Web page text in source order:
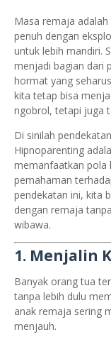
Masa remaja
penuh dengan
untuk lebih mandiri.
menjadi bagian dari
hormat yang
kita tetap bisa
ngobrol, tetapi juga
Di sinilah pendekatan
Hipnoparenting
memanfaatkan pola
pemahaman
pendekatan ini, kita
dengan remaja
wibawa.
1. Menjalin
Banyak orang tua
tanpa lebih dulu
anak remaja sering
menjauh.